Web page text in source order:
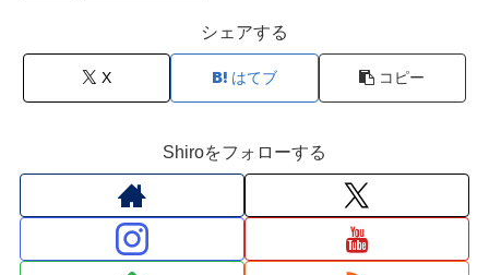
シェアする
X はてブ コピー
Shiroをフォローする